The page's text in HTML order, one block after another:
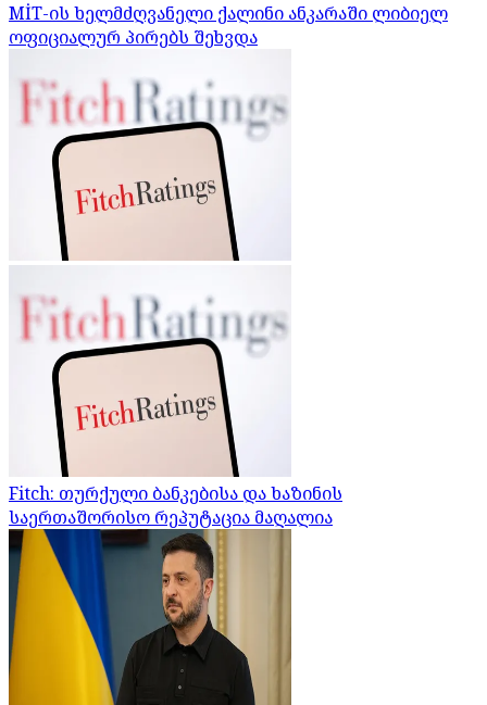
MİT-ის ხელმძღვანელი ქალინი ანკარაში ლიბიელ
ოფიციალურ პირებს შეხვდა
Fitch: თურქული ბანკებისა და ხაზინის
საერთაშორისო რეპუტაცია მაღალია